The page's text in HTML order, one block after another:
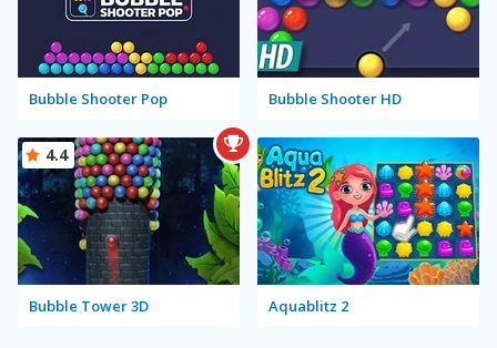
Bubble Shooter Pop Bubble Shooter HD
Bubble Tower 3D
4.4
Aquablitz 2